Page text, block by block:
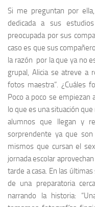
Si me preguntan por
dedicada a sus
preocupada por sus
caso es que sus
la razón por la que ya no
grupal, Alicia se atreve a
fotos maestra”. ¿Cuáles
Poco a poco se empiezan
lo que es una situación
alumnos que llegan y
sorprendente ya que
mismos que cursan el
jornada escolar
tarde a casa. En las
de una preparatoria
narrando la historia: